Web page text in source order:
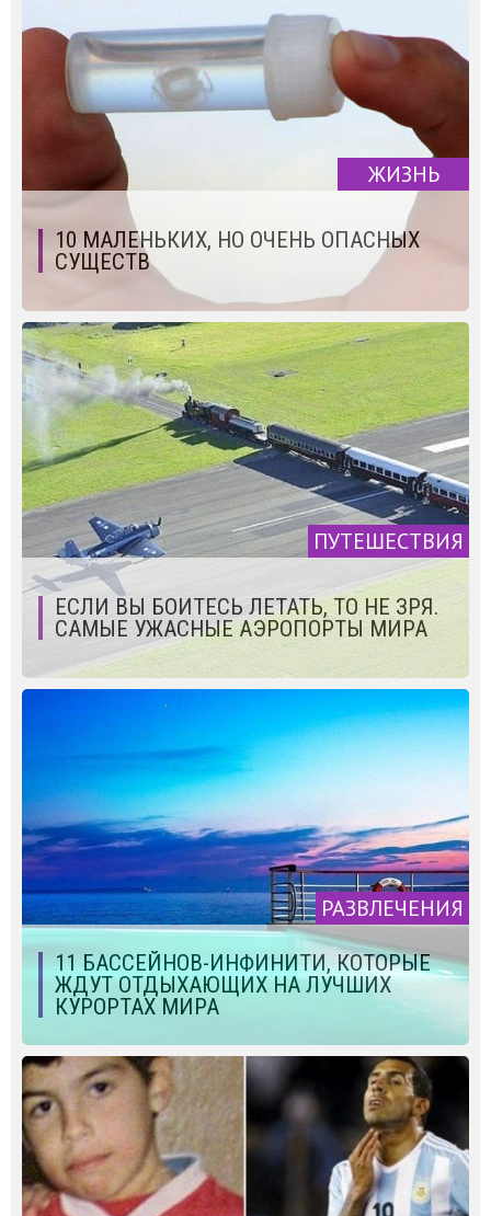
ЖИЗНЬ
10 МАЛЕНЬКИХ, НО ОЧЕНЬ ОПАСНЫХ
СУЩЕСТВ
ПУТЕШЕСТВИЯ
ЕСЛИ ВЫ БОИТЕСЬ ЛЕТАТЬ, ТО НЕ ЗРЯ.
САМЫЕ УЖАСНЫЕ АЭРОПОРТЫ МИРА
РАЗВЛЕЧЕНИЯ
11 БАССЕЙНОВ-ИНФИНИТИ, КОТОРЫЕ
ЖДУТ ОТДЫХАЮЩИХ НА ЛУЧШИХ
КУРОРТАХ МИРА